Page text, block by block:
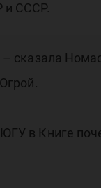
и СССР.
сказала
в Книге